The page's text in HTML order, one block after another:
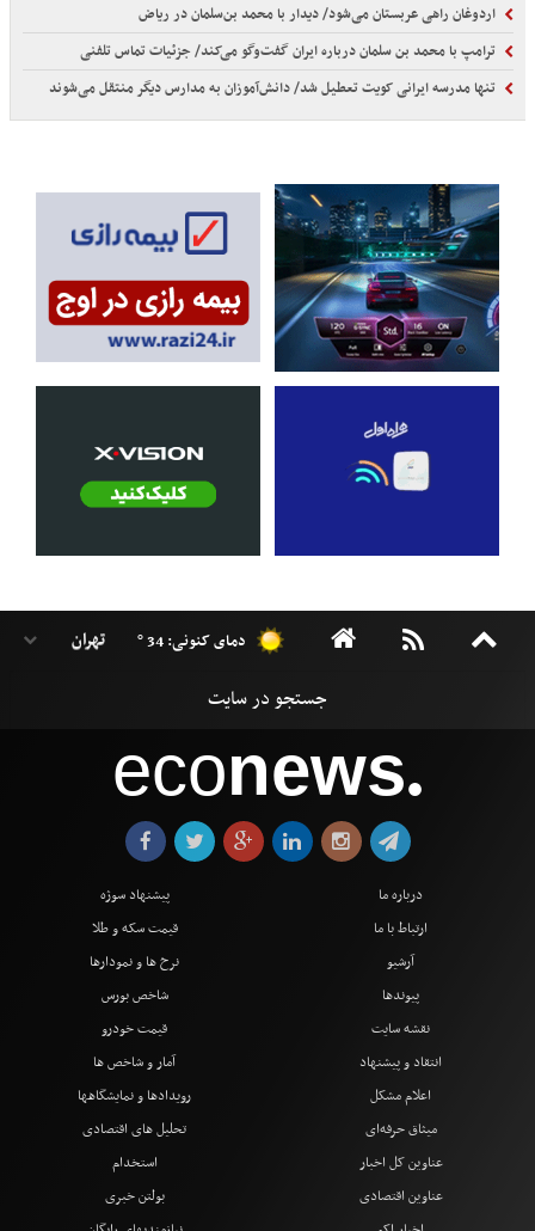
اردوغان راهی عربستان می‌شود/ دیدار با محمد بن‌سلمان در ریاض
ترامپ با محمد بن سلمان درباره ایران گفت‌وگو می‌کند/ جزئیات تماس تلفنی
تنها مدرسه ایرانی کویت تعطیل شد/ دانش‌آموزان به مدارس دیگر منتقل می‌شوند
دمای کنونی: 34 °
econews●
درباره ما
ارتباط با ما
آرشیو
پیوندها
نقشه سایت
انتقاد و پیشنهاد
اعلام مشکل
میثاق حرفه‌ای
پیشنهاد سوژه
قیمت سکه و طلا
نرخ ها و نمودارها
شاخص بورس
قیمت خودرو
آمار و شاخص ها
رویدادها و نمایشگاهها
تحلیل های اقتصادی
عناوین کل اخبار
عناوین اقتصادی
استخدام
بولتن خبری